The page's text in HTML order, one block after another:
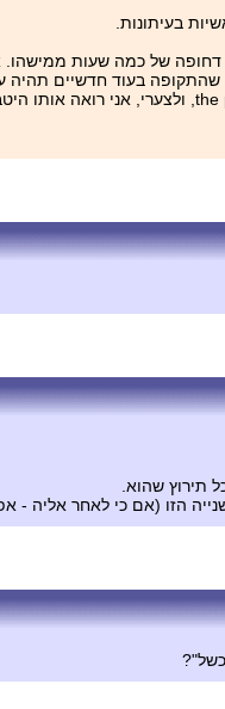
דחופה של כמה שעות ממישהו.
שהתקופה בעוד חדשיים
הזו (אם כי לאחר אליה -